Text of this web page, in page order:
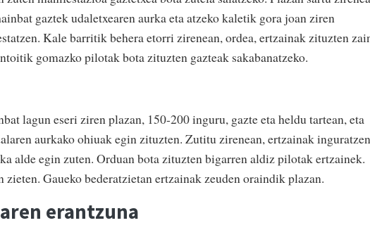
gaztek udaletxearen aurka eta atzeko kaletik gora joan ziren
Kale barritik behera etorri zirenean, ordea, ertzainak zituzten
gomazko pilotak bota zituzten gazteak sakabanatzeko.
lagun eseri ziren plazan, 150-200 inguru, gazte eta heldu tartean, eta
aurkako ohiuak egin zituzten. Zutitu zirenean, ertzainak inguratzen
alde egin zuten. Orduan bota zituzten bigarren aldiz pilotak ertzainek.
zieten. Gaueko bederatzietan ertzainak zeuden oraindik plazan.
erantzuna